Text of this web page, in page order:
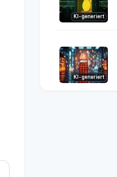
KI-generiert
KI-generiert